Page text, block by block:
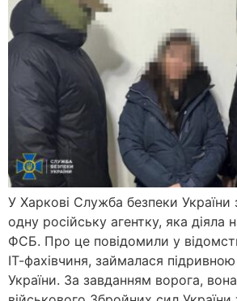
У Харкові Служба безпеки
одну російську агентку, яка діяла
ФСБ. Про це повідомили у
ІТ-фахівчиня, займалася
України. За завданням ворога,